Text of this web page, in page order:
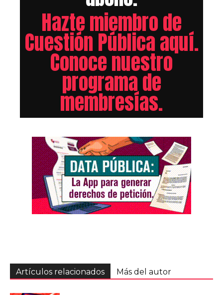
Hazte miembro de
Cuestión Pública aquí.
Conoce nuestro
programa de
membresías.
Artículos relacionados Más del autor